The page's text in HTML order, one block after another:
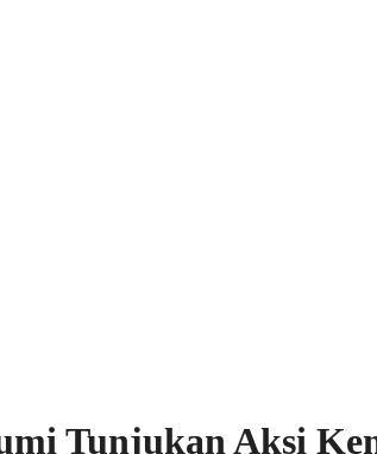
Tunjukan Aksi